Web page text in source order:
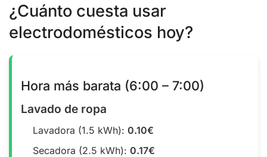
¿Cuánto cuesta usar
electrodomésticos hoy?
Hora más barata (6:00 – 7:00)
Lavado de ropa
Lavadora (1.5 kWh): 0.10€
Secadora (2.5 kWh): 0.17€